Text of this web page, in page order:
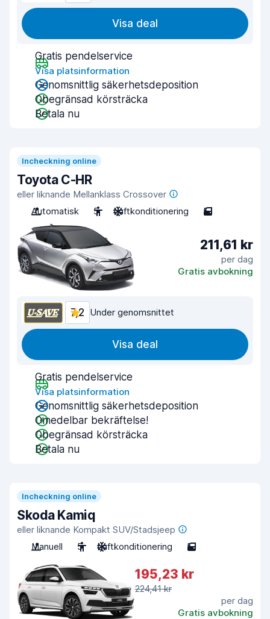
Visa deal
Gratis pendelservice
Visa platsinformation
Genomsnittlig säkerhetsdeposition
Obegränsad körsträcka
Betala nu
Incheckning online
Toyota C-HR
eller liknande Mellanklass Crossover
Automatisk
5 Luftkonditionering 5
211,61 kr
per dag
Gratis avbokning
7,2 Under genomsnittet
Visa deal
Gratis pendelservice
Visa platsinformation
Genomsnittlig säkerhetsdeposition
Omedelbar bekräftelse!
Obegränsad körsträcka
Betala nu
Incheckning online
Skoda Kamiq
eller liknande Kompakt SUV/Stadsjeep
Manuell
5 Luftkonditionering 5
195,23 kr
224,41 kr
per dag
Gratis avbokning